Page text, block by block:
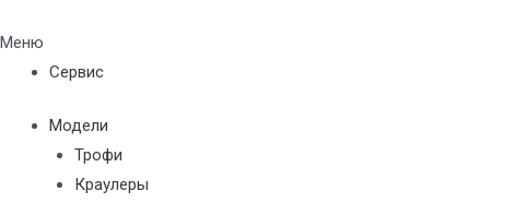
Меню
Сервис
Модели
Трофи
Краулеры